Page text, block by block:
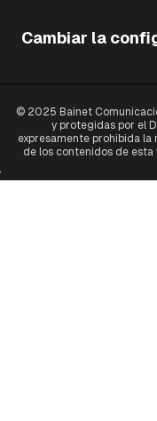
Cambiar la
© 2025 Bainet
y protegidas por el
expresamente prohibida
de los contenidos de esta